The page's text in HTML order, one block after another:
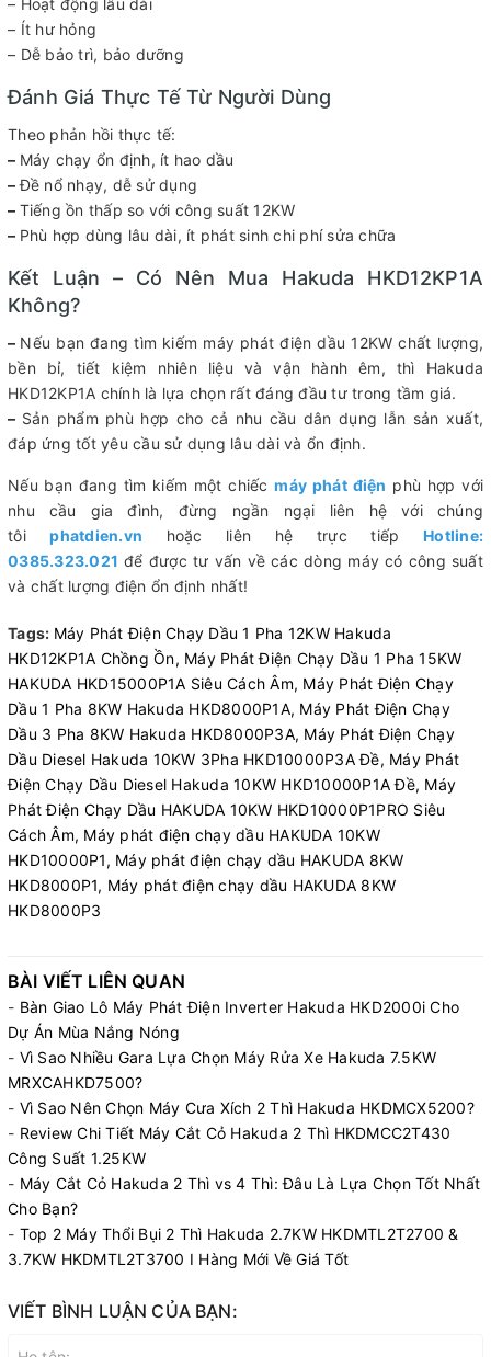
– Hoạt động lâu dài
– Ít hư hỏng
– Dễ bảo trì, bảo dưỡng
Đánh Giá Thực Tế Từ Người Dùng
Theo phản hồi thực tế:
– Máy chạy ổn định, ít hao dầu
–Đề nổ nhạy, dễ sử dụng
– Tiếng ồn thấp so với công suất 12KW
– Phù hợp dùng lâu dài, ít phát sinh chi phí sửa chữa
Kết Luận – Có Nên Mua Hakuda HKD12KP1A
Không?
– Nếu bạn đang tìm kiếm máy phát điện dầu 12KW chất lượng,
bền bỉ, tiết kiệm nhiên liệu và vận hành êm, thì Hakuda
HKD12KP1A chính là lựa chọn rất đáng đầu tư trong tầm giá.
– Sản phẩm phù hợp cho cả nhu cầu dân dụng lẫn sản xuất,
đáp ứng tốt yêu cầu sử dụng lâu dài và ổn định.
Nếu bạn đang tìm kiếm một chiếcmáy phát điện phù hợp với
nhu cầu gia đình, đừng ngần ngại liên hệ với chúng
tôiphatdien.vn hoặc liên hệ trực tiếpHotline:
0385.323.021 để được tư vấn về các dòng máy có công suất
và chất lượng điện ổn định nhất!
Tags: Máy Phát Điện Chạy Dầu 1 Pha 12KW Hakuda
HKD12KP1A Chồng Ồn, Máy Phát Điện Chạy Dầu 1 Pha 15KW
HAKUDA HKD15000P1A Siêu Cách Âm, Máy Phát Điện Chạy
Dầu 1 Pha 8KW Hakuda HKD8000P1A, Máy Phát Điện Chạy
Dầu 3 Pha 8KW Hakuda HKD8000P3A, Máy Phát Điện Chạy
Dầu Diesel Hakuda 10KW 3Pha HKD10000P3A Đề, Máy Phát
Điện Chạy Dầu Diesel Hakuda 10KW HKD10000P1A Đề, Máy
Phát Điện Chạy Dầu HAKUDA 10KW HKD10000P1PRO Siêu
Cách Âm, Máy phát điện chạy dầu HAKUDA 10KW
HKD10000P1, Máy phát điện chạy dầu HAKUDA 8KW
HKD8000P1, Máy phát điện chạy dầu HAKUDA 8KW
HKD8000P3
BÀI VIẾT LIÊN QUAN
- Bàn Giao Lô Máy Phát Điện Inverter Hakuda HKD2000i Cho
Dự Án Mùa Nắng Nóng
- Vì Sao Nhiều Gara Lựa Chọn Máy Rửa Xe Hakuda 7.5KW
MRXCAHKD7500?
- Vì Sao Nên Chọn Máy Cưa Xích 2 Thì Hakuda HKDMCX5200?
- Review Chi Tiết Máy Cắt Cỏ Hakuda 2 Thì HKDMCC2T430
Công Suất 1.25KW
- Máy Cắt Cỏ Hakuda 2 Thì vs 4 Thì: Đâu Là Lựa Chọn Tốt Nhất
Cho Bạn?
- Top 2 Máy Thổi Bụi 2 Thì Hakuda 2.7KW HKDMTL2T2700 &
3.7KW HKDMTL2T3700 I Hàng Mới Về Giá Tốt
VIẾT BÌNH LUẬN CỦA BẠN: